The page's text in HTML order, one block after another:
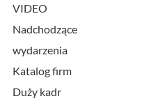
VIDEO
Nadchodzące
wydarzenia
Katalog firm
Duży kadr